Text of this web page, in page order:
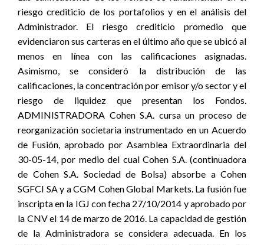
riesgo crediticio de los portafolios y en el análisis del
Administrador. El riesgo crediticio promedio que
evidenciaron sus carteras en el último año que se ubicó al
menos en línea con las calificaciones asignadas.
Asimismo, se consideró la distribución de las
calificaciones, la concentración por emisor y/o sector y el
riesgo de liquidez que presentan los Fondos.
ADMINISTRADORA Cohen S.A. cursa un proceso de
reorganización societaria instrumentado en un Acuerdo
de Fusión, aprobado por Asamblea Extraordinaria del
30-05-14, por medio del cual Cohen S.A. (continuadora
de Cohen S.A. Sociedad de Bolsa) absorbe a Cohen
SGFCI SA y a CGM Cohen Global Markets. La fusión fue
inscripta en la IGJ con fecha 27/10/2014 y aprobado por
la CNV el 14 de marzo de 2016. La capacidad de gestión
de la Administradora se considera adecuada. En los